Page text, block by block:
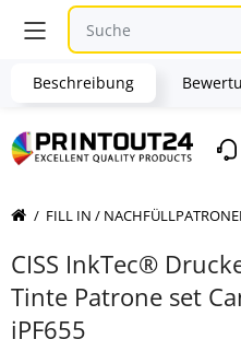
FILL IN /
CISS InkTec®
Tinte Patrone set
iPF655
Beschreibung